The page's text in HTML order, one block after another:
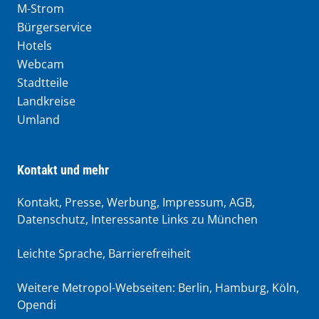
M-Strom
Bürgerservice
Hotels
Webcam
Stadtteile
Landkreise
Umland
Kontakt und mehr
Kontakt, Presse, Werbung, Impressum, AGB,
Datenschutz, Interessante Links zu München
Leichte Sprache, Barrierefreiheit
Weitere Metropol-Webseiten: Berlin, Hamburg, Köln,
Opendi